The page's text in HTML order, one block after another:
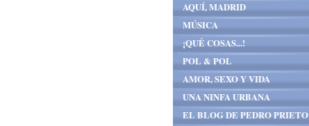
AQUÍ, MADRID
MÚSICA
¡QUÉ COSAS...!
POL & POL
AMOR, SEXO Y VIDA
UNA NINFA URBANA
EL BLOG DE PEDRO PRIETO